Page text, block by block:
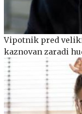
Vipotnik pred
kaznovan zaradi